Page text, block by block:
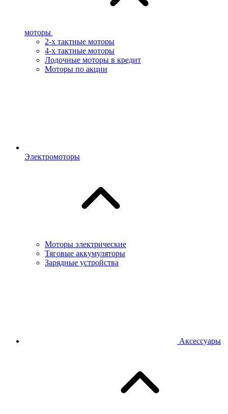
моторы
2-х тактные моторы
4-х тактные моторы
Лодочные моторы в кредит
Моторы по акции
Электромоторы
Моторы электрические
Тяговые аккумуляторы
Зарядные устройства
Аксессуары